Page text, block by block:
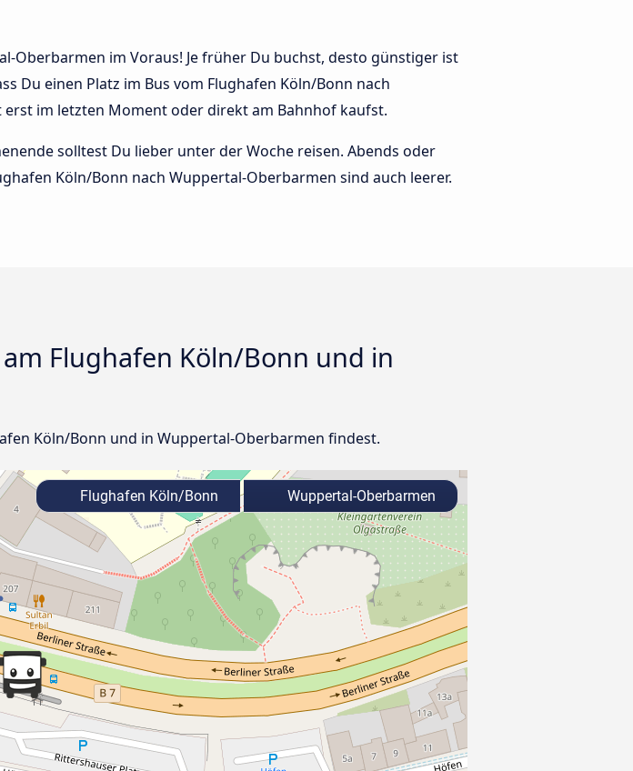
Oberbarmen im Voraus! Je früher Du buchst, desto günstiger ist
Du einen Platz im Bus vom Flughafen Köln/Bonn nach
im letzten Moment oder direkt am Bahnhof kaufst.
solltest Du lieber unter der Woche reisen. Abends oder
Köln/Bonn nach Wuppertal-Oberbarmen sind auch leerer.
Flughafen Köln/Bonn und in
Köln/Bonn und in Wuppertal-Oberbarmen findest.
Flughafen Köln/Bonn Wuppertal-Oberbarmen